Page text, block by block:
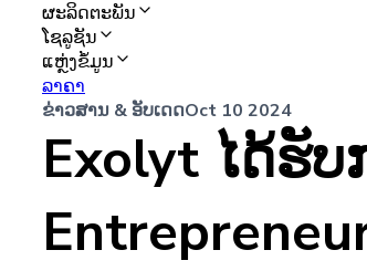
ຜະລິດຕະພັນ
ໂຊລູຊັນ
ແຫຼ່ງຂໍ້ມູນ
ລາຄາ
ຂ່າວສານ & ອັບເດດOct 10 2024
Exolyt ໄດ້ຮັ